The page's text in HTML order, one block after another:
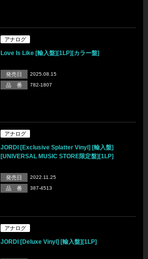
アナログ
Love Is Like [輸入盤][1LP][カラー盤]
発売日 2025.08.15
品 番 782-1807
アナログ
JORDI [Exclusive Splatter Vinyl] [輸入盤]
[UNIVERSAL MUSIC STORE限定盤][1LP]
発売日 2022.11.25
品 番 387-4513
アナログ
JORDI [Deluxe Vinyl] [輸入盤][1LP]